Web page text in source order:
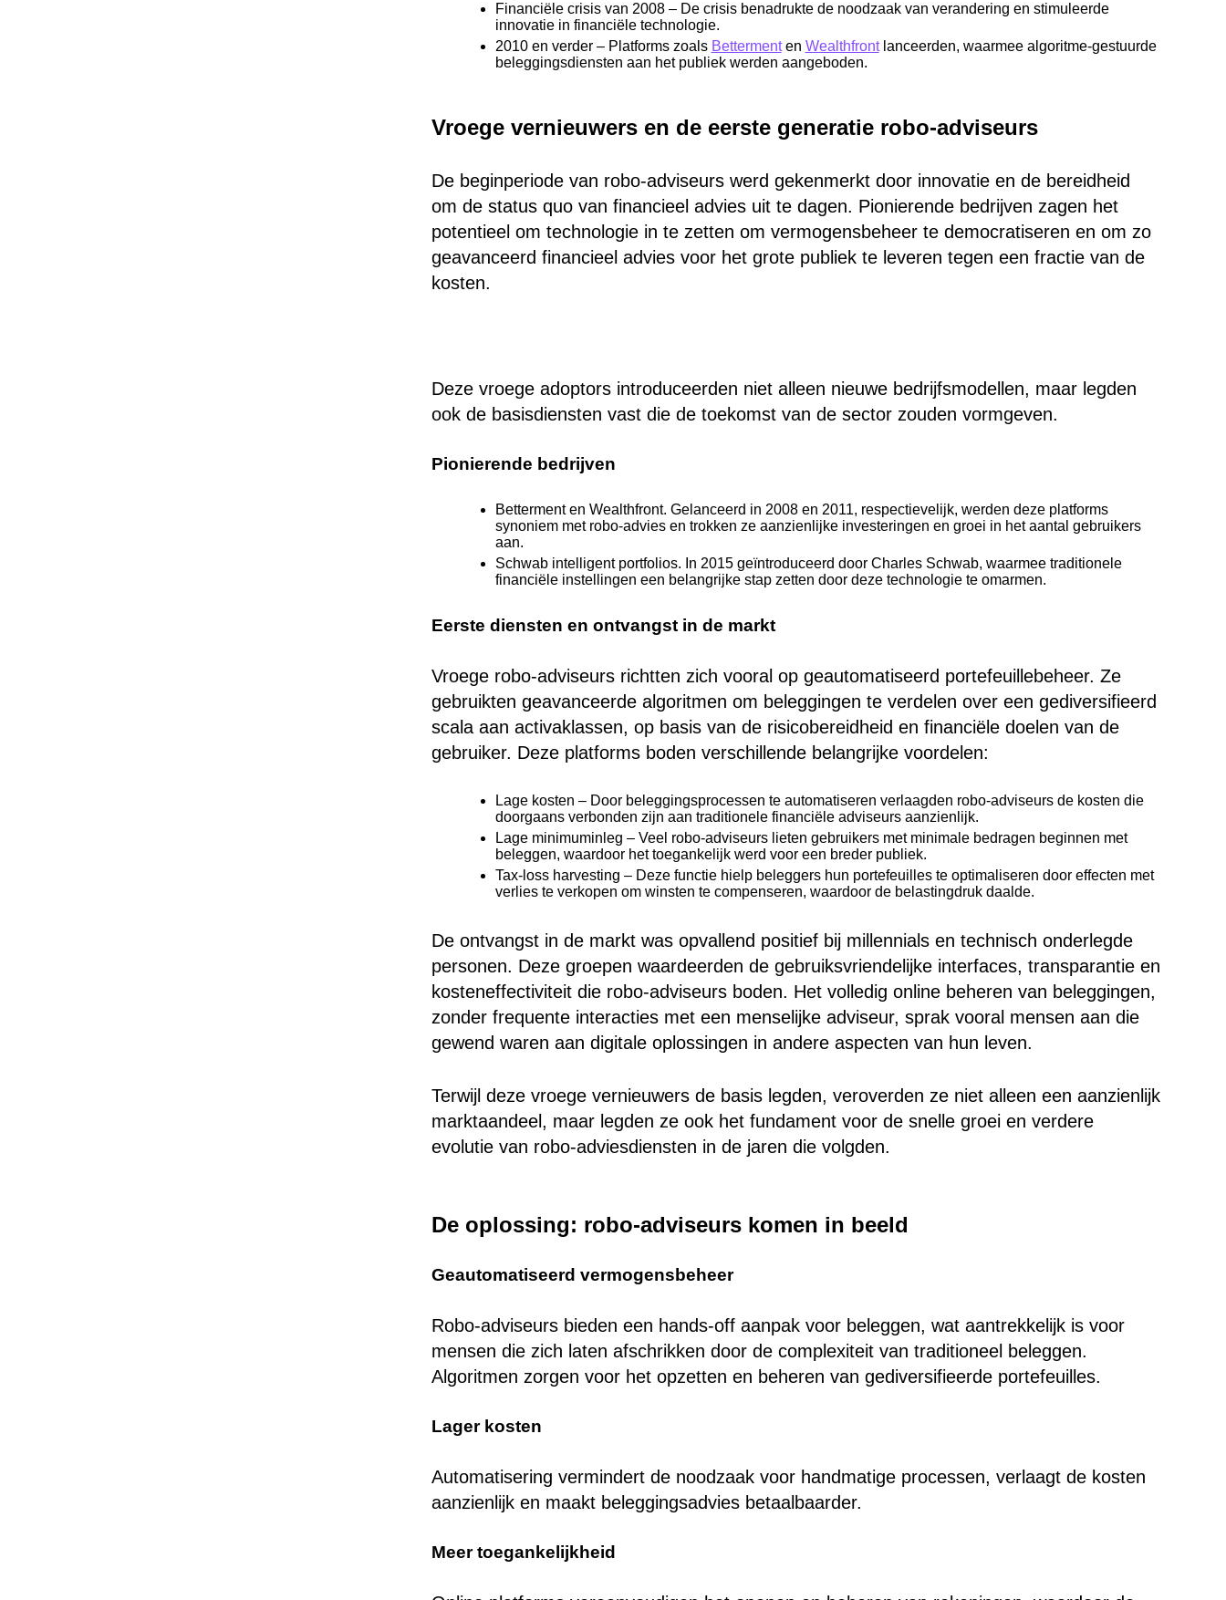
Financiële crisis van 2008– De crisis benadrukte de noodzaak van verandering en stimuleerde
innovatie in financiële technologie.
2010 en verder– Platforms zoals Bettermenten Wealthfrontlanceerden, waarmee algoritme-gestuurde
beleggingsdiensten aan het publiek werden aangeboden.
Vroege vernieuwers en de eerste generatie robo-adviseurs
De beginperiode van robo-adviseurs werd gekenmerkt door innovatie en de bereidheid
om de status quo van financieel advies uit te dagen. Pionierende bedrijven zagen het
potentieel om technologie in te zetten om vermogensbeheer te democratiseren en om zo
geavanceerd financieel advies voor het grote publiek te leveren tegen een fractie van de
kosten.
Deze vroege adoptors introduceerden niet alleen nieuwe bedrijfsmodellen, maar legden
ook de basisdiensten vast die de toekomst van de sector zouden vormgeven.
Pionierende bedrijven
Betterment en Wealthfront. Gelanceerd in 2008 en 2011, respectievelijk, werden deze platforms
synoniem met robo-advies en trokken ze aanzienlijke investeringen en groei in het aantal gebruikers
aan.
Schwab intelligent portfolios. In 2015 geïntroduceerd door Charles Schwab, waarmee traditionele
financiële instellingen een belangrijke stap zetten door deze technologie te omarmen.
Eerste diensten en ontvangst in de markt
Vroege robo-adviseurs richtten zich vooral op geautomatiseerd portefeuillebeheer. Ze
gebruikten geavanceerde algoritmen om beleggingen te verdelen over een gediversifieerd
scala aan activaklassen, op basis van de risicobereidheid en financiële doelen van de
gebruiker. Deze platforms boden verschillende belangrijke voordelen:
Lage kosten – Door beleggingsprocessen te automatiseren verlaagden robo-adviseurs de kosten die
doorgaans verbonden zijn aan traditionele financiële adviseurs aanzienlijk.
Lage minimuminleg – Veel robo-adviseurs lieten gebruikers met minimale bedragen beginnen met
beleggen, waardoor het toegankelijk werd voor een breder publiek.
Tax-loss harvesting – Deze functie hielp beleggers hun portefeuilles te optimaliseren door effecten met
verlies te verkopen om winsten te compenseren, waardoor de belastingdruk daalde.
De ontvangst in de markt was opvallend positief bij millennials en technisch onderlegde
personen. Deze groepen waardeerden de gebruiksvriendelijke interfaces, transparantie en
kosteneffectiviteit die robo-adviseurs boden. Het volledig online beheren van beleggingen,
zonder frequente interacties met een menselijke adviseur, sprak vooral mensen aan die
gewend waren aan digitale oplossingen in andere aspecten van hun leven.
Terwijl deze vroege vernieuwers de basis legden, veroverden ze niet alleen een aanzienlijk
marktaandeel, maar legden ze ook het fundament voor de snelle groei en verdere
evolutie van robo-adviesdiensten in de jaren die volgden.
De oplossing: robo-adviseurs komen in beeld
Geautomatiseerd vermogensbeheer
Robo-adviseurs bieden een hands-off aanpak voor beleggen, wat aantrekkelijk is voor
mensen die zich laten afschrikken door de complexiteit van traditioneel beleggen.
Algoritmen zorgen voor het opzetten en beheren van gediversifieerde portefeuilles.
Lager kosten
Automatisering vermindert de noodzaak voor handmatige processen, verlaagt de kosten
aanzienlijk en maakt beleggingsadvies betaalbaarder.
Meer toegankelijkheid